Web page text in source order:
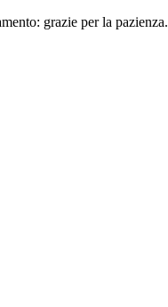
grazie per la pazienza.